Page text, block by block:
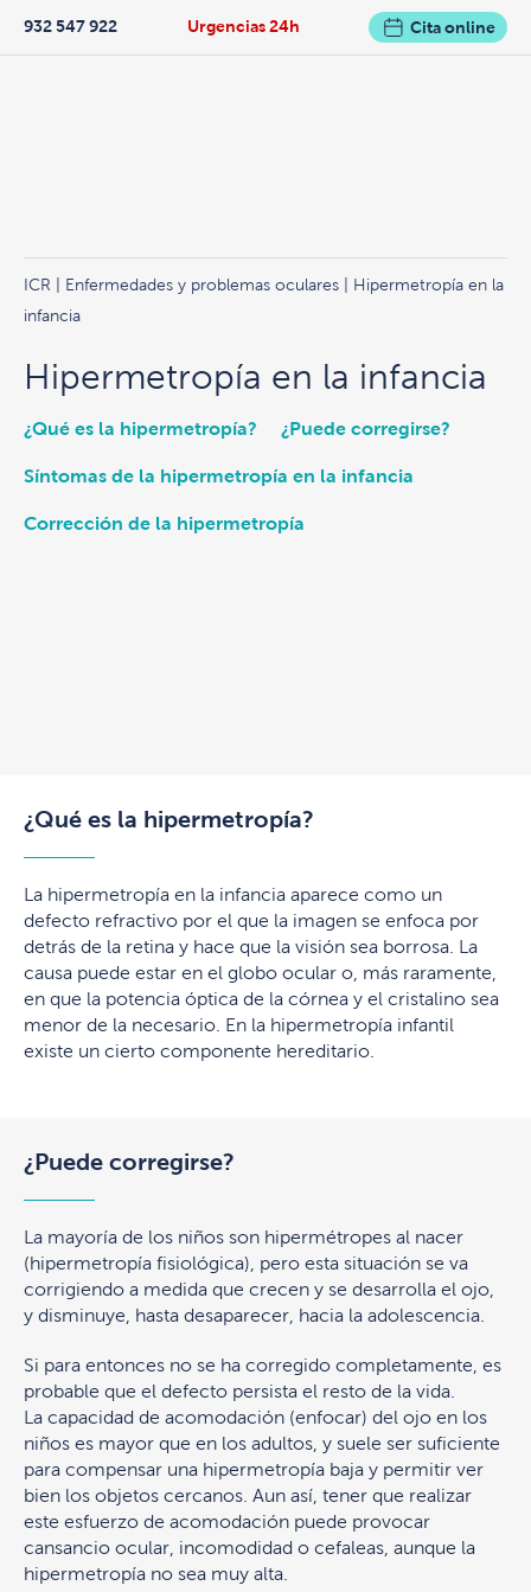
Urgencias 24h
932 547 922 Cita online
ICR Enfermedades y problemas oculares | Hipermetropía en la
infancia
Hipermetropía en la infancia
¿Qué es la hipermetropía? ¿Puede corregirse?
Síntomas de la hipermetropía en la infancia
Corrección de la hipermetropía
¿Qué es la hipermetropía?
La hipermetropía en la infancia aparece como un
defecto refractivo por el que la imagen se enfoca por
detrás de la retina y hace que la visión sea borrosa. La
causa puede estar en el globo ocular o, más raramente,
en que la potencia óptica de la córnea y el cristalino sea
menor de la necesario. En la hipermetropía infantil
existe un cierto componente hereditario.
¿Puede corregirse?
La mayoría de los niños son hipermétropes al nacer
(hipermetropía fisiológica), pero esta situación se va
corrigiendo a medida que crecen y se desarrolla el ojo,
y disminuye, hasta desaparecer, hacia la adolescencia.
Si para entonces no se ha corregido completamente, es
probable que el defecto persista el resto de la vida.
La capacidad de acomodación (enfocar) del ojo en los
niños es mayor que en los adultos, y suele ser suficiente
para compensar una hipermetropía baja y permitir ver
bien los objetos cercanos. Aun así, tener que realizar
este esfuerzo de acomodación puede provocar
cansancio ocular, incomodidad o cefaleas, aunque la
hipermetropía no sea muy alta.